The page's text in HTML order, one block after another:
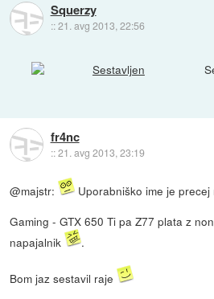
Squerzy
::21. avg 2013, 22:56
fr4nc
::21. avg 2013, 23:19
@majstr:
Uporabniško ime je precej
Gaming - GTX 650 Ti pa Z77 plata z
napajalnik
.
Bom jaz sestavil raje